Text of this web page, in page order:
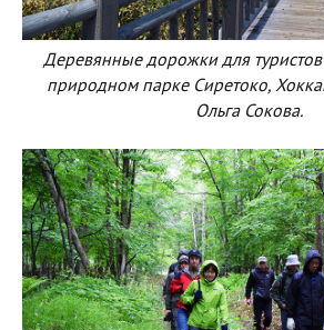
Деревянные дорожки для
природном парке Сиретоко,
Ольга Сокова.